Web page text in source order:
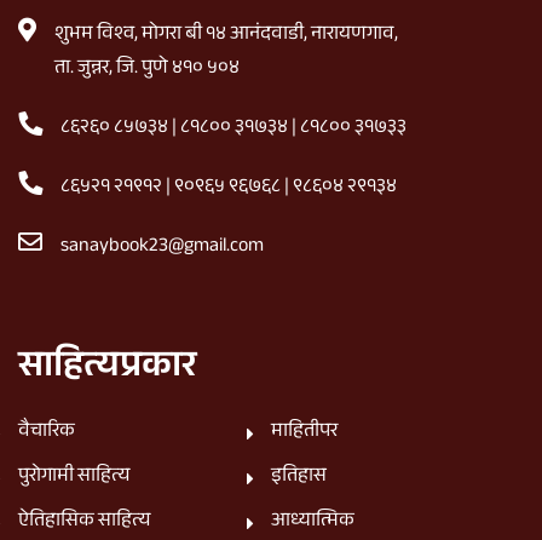
शुभम विश्व, मोगरा बी १४ आनंदवाडी, नारायणगाव,
ता. जुन्नर, जि. पुणे ४१० ५०४
८६२६० ८५७३४|८१८०० ३१७३४|८१८०० ३१७३३
८६५२१ २१९१२|९०९६५ ९६७६८|९८६०४ २९१३४
sanaybook23@gmail.com
साहित्यप्रकार
वैचारिक
पुरोगामी साहित्य
ऐतिहासिक साहित्य
माहितीपर
इतिहास
आध्यात्मिक